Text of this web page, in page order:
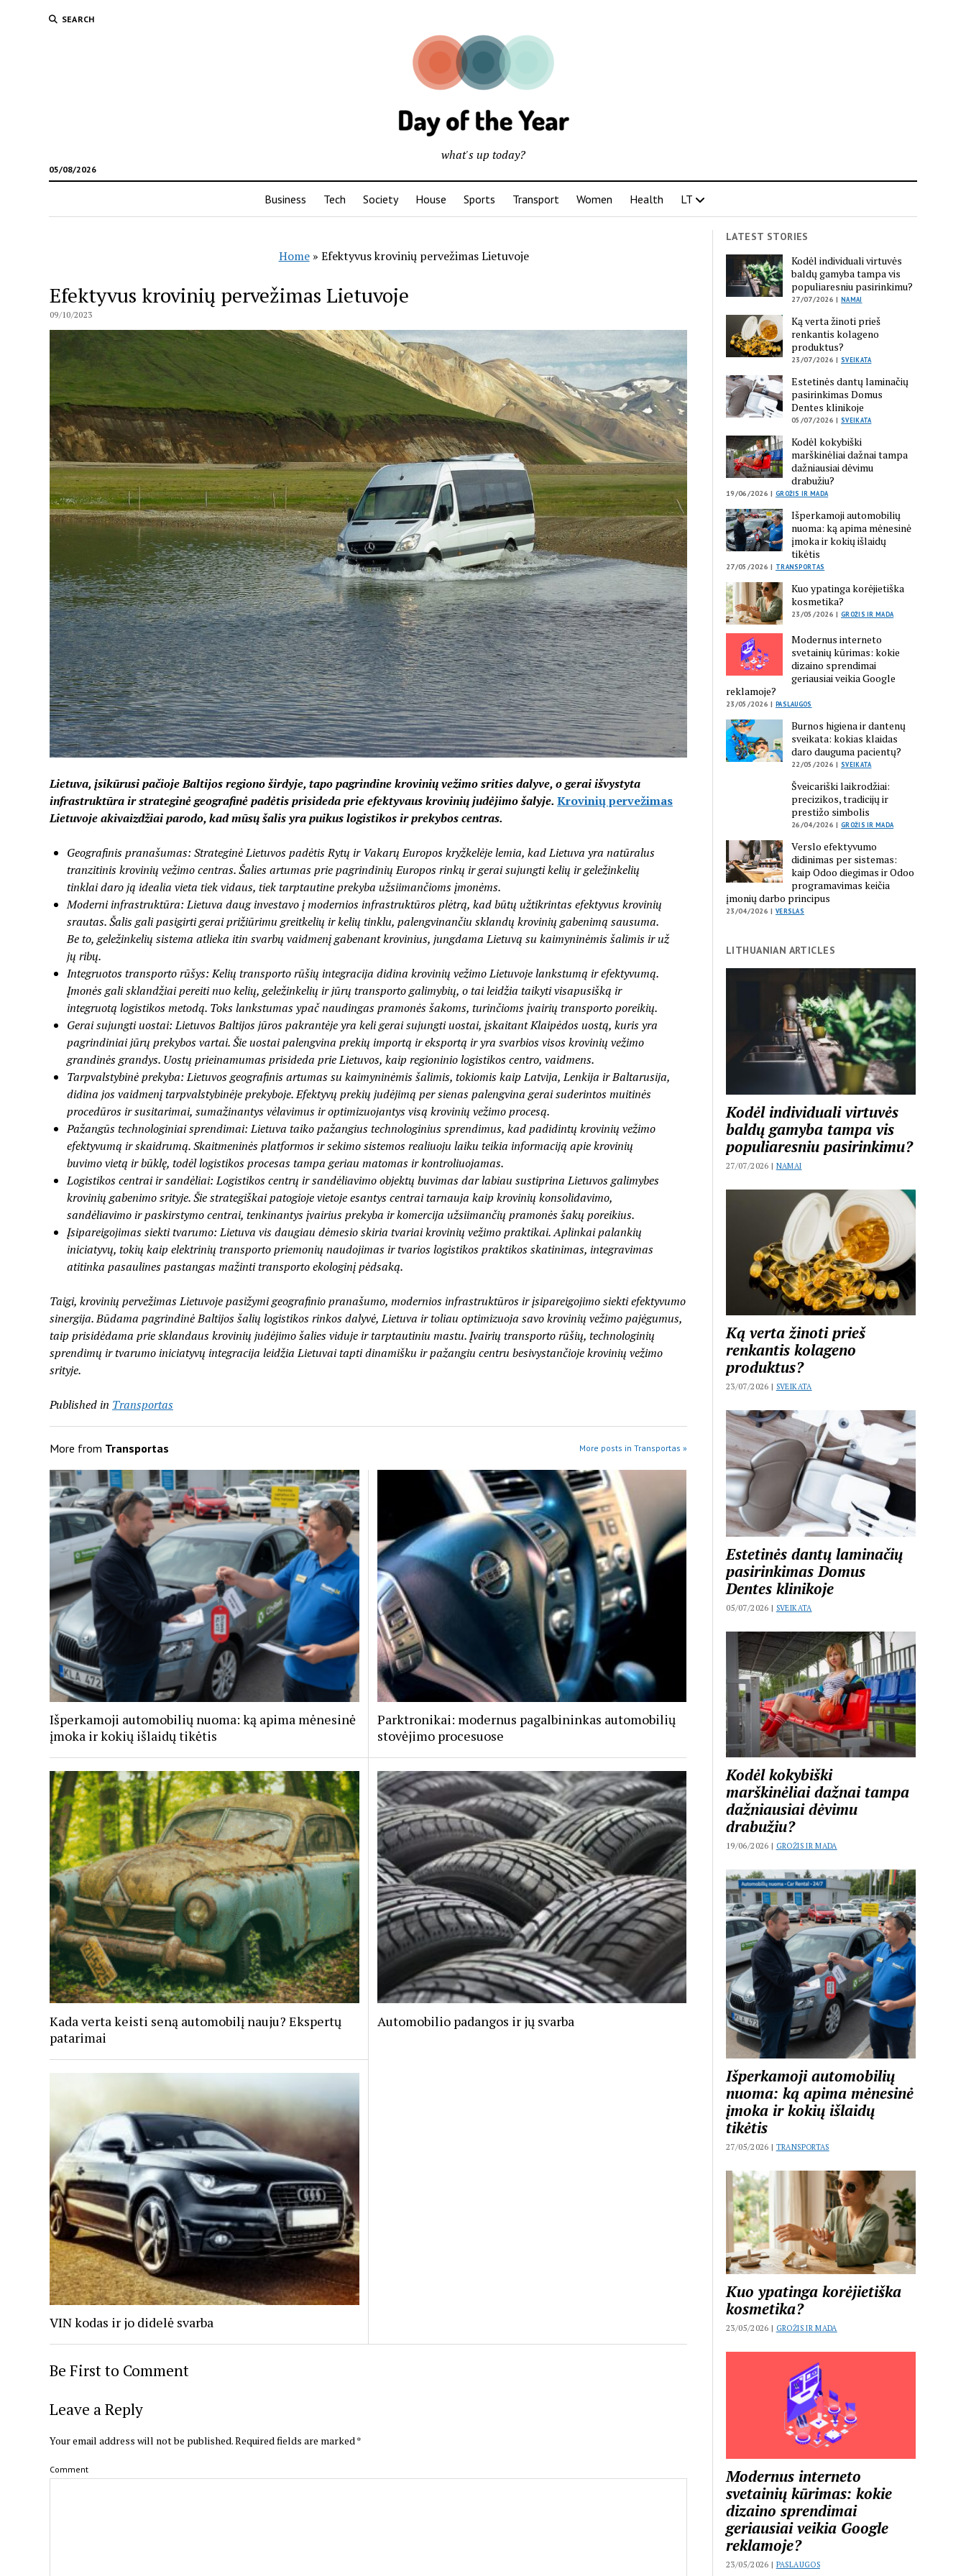
SEARCH
05/08/2026
what's up today?
Business Tech Society House Sports Transport Women Health LT
Home» Efektyvus krovinių pervežimas Lietuvoje
Efektyvus krovinių pervežimas Lietuvoje
09/10/2023
Lietuva, įsikūrusi pačioje Baltijos regiono širdyje, tapo pagrindine krovinių vežimo srities dalyve, o gerai išvystyta
infrastruktūra ir strateginė geografinė padėtis prisideda prie efektyvaus krovinių judėjimo šalyje. Krovinių pervežimas
Lietuvoje akivaizdžiai parodo, kad mūsų šalis yra puikus logistikos ir prekybos centras.
Geografinis pranašumas: Strateginė Lietuvos padėtis Rytų ir Vakarų Europos kryžkelėje lemia, kad Lietuva yra natūralus
tranzitinis krovinių vežimo centras. Šalies artumas prie pagrindinių Europos rinkų ir gerai sujungti kelių ir geležinkelių
tinklai daro ją idealia vieta tiek vidaus, tiek tarptautine prekyba užsiimančioms įmonėms.
Moderni infrastruktūra: Lietuva daug investavo į modernios infrastruktūros plėtrą, kad būtų užtikrintas efektyvus krovinių
srautas. Šalis gali pasigirti gerai prižiūrimu greitkelių ir kelių tinklu, palengvinančiu sklandų krovinių gabenimą sausuma.
Be to, geležinkelių sistema atlieka itin svarbų vaidmenį gabenant krovinius, jungdama Lietuvą su kaimyninėmis šalimis ir už
jų ribų.
Integruotos transporto rūšys: Kelių transporto rūšių integracija didina krovinių vežimo Lietuvoje lankstumą ir efektyvumą.
Įmonės gali sklandžiai pereiti nuo kelių, geležinkelių ir jūrų transporto galimybių, o tai leidžia taikyti visapusišką ir
integruotą logistikos metodą. Toks lankstumas ypač naudingas pramonės šakoms, turinčioms įvairių transporto poreikių.
Gerai sujungti uostai: Lietuvos Baltijos jūros pakrantėje yra keli gerai sujungti uostai, įskaitant Klaipėdos uostą, kuris yra
pagrindiniai jūrų prekybos vartai. Šie uostai palengvina prekių importą ir eksportą ir yra svarbios visos krovinių vežimo
grandinės grandys. Uostų prieinamumas prisideda prie Lietuvos, kaip regioninio logistikos centro, vaidmens.
Tarpvalstybinė prekyba: Lietuvos geografinis artumas su kaimyninėmis šalimis, tokiomis kaip Latvija, Lenkija ir Baltarusija,
didina jos vaidmenį tarpvalstybinėje prekyboje. Efektyvų prekių judėjimą per sienas palengvina gerai suderintos muitinės
procedūros ir susitarimai, sumažinantys vėlavimus ir optimizuojantys visą krovinių vežimo procesą.
Pažangūs technologiniai sprendimai: Lietuva taiko pažangius technologinius sprendimus, kad padidintų krovinių vežimo
efektyvumą ir skaidrumą. Skaitmeninės platformos ir sekimo sistemos realiuoju laiku teikia informaciją apie krovinių
buvimo vietą ir būklę, todėl logistikos procesas tampa geriau matomas ir kontroliuojamas.
Logistikos centrai ir sandėliai: Logistikos centrų ir sandėliavimo objektų buvimas dar labiau sustiprina Lietuvos galimybes
krovinių gabenimo srityje. Šie strategiškai patogioje vietoje esantys centrai tarnauja kaip krovinių konsolidavimo,
sandėliavimo ir paskirstymo centrai, tenkinantys įvairius prekyba ir komercija užsiimančių pramonės šakų poreikius.
Įsipareigojimas siekti tvarumo: Lietuva vis daugiau dėmesio skiria tvariai krovinių vežimo praktikai. Aplinkai palankių
iniciatyvų, tokių kaip elektrinių transporto priemonių naudojimas ir tvarios logistikos praktikos skatinimas, integravimas
atitinka pasaulines pastangas mažinti transporto ekologinį pėdsaką.
Taigi, krovinių pervežimas Lietuvoje pasižymi geografinio pranašumo, modernios infrastruktūros ir įsipareigojimo siekti efektyvumo
sinergija. Būdama pagrindinė Baltijos šalių logistikos rinkos dalyvė, Lietuva ir toliau optimizuoja savo krovinių vežimo pajėgumus,
taip prisidėdama prie sklandaus krovinių judėjimo šalies viduje ir tarptautiniu mastu. Įvairių transporto rūšių, technologinių
sprendimų ir tvarumo iniciatyvų integracija leidžia Lietuvai tapti dinamišku ir pažangiu centru besivystančioje krovinių vežimo
srityje.
Published in Transportas
More from Transportas More posts in Transportas »
Išperkamoji automobilių nuoma: ką apima mėnesinė
įmoka ir kokių išlaidų tikėtis
Parktronikai: modernus pagalbininkas automobilių
stovėjimo procesuose
Kada verta keisti seną automobilį nauju? Ekspertų
patarimai
Automobilio padangos ir jų svarba
VIN kodas ir jo didelė svarba
Be First to Comment
Leave a Reply
Your email address will not be published.Required fields are marked*
Comment
LATEST STORIES
Kodėl individuali virtuvės
baldų gamyba tampa vis
populiaresniu pasirinkimu?
27/07/2026 | NAMAI
Ką verta žinoti prieš
renkantis kolageno
produktus?
23/07/2026 | SVEIKATA
Estetinės dantų laminačių
pasirinkimas Domus
Dentes klinikoje
05/07/2026 | SVEIKATA
Kodėl kokybiški
marškinėliai dažnai tampa
dažniausiai dėvimu
drabužiu?
19/06/2026 | GROŽIS IR MADA
Išperkamoji automobilių
nuoma: ką apima mėnesinė
įmoka ir kokių išlaidų
tikėtis
27/05/2026 | TRANSPORTAS
Kuo ypatinga korėjietiška
kosmetika?
23/05/2026 | GROŽIS IR MADA
Modernus interneto
svetainių kūrimas: kokie
dizaino sprendimai
geriausiai veikia Google
reklamoje?
23/05/2026 | PASLAUGOS
Burnos higiena ir dantenų
sveikata: kokias klaidas
daro dauguma pacientų?
22/05/2026 | SVEIKATA
Šveicariški laikrodžiai:
precizikos, tradicijų ir
prestižo simbolis
26/04/2026 | GROŽIS IR MADA
Verslo efektyvumo
didinimas per sistemas:
kaip Odoo diegimas ir Odoo
programavimas keičia
įmonių darbo principus
23/04/2026 | VERSLAS
LITHUANIAN ARTICLES
Kodėl individuali virtuvės
baldų gamyba tampa vis
populiaresniu pasirinkimu?
27/07/2026 | NAMAI
Ką verta žinoti prieš
renkantis kolageno
produktus?
23/07/2026 | SVEIKATA
Estetinės dantų laminačių
pasirinkimas Domus
Dentes klinikoje
05/07/2026 | SVEIKATA
Kodėl kokybiški
marškinėliai dažnai tampa
dažniausiai dėvimu
drabužiu?
19/06/2026 | GROŽIS IR MADA
Išperkamoji automobilių
nuoma: ką apima mėnesinė
įmoka ir kokių išlaidų
tikėtis
27/05/2026 | TRANSPORTAS
Kuo ypatinga korėjietiška
kosmetika?
23/05/2026 | GROŽIS IR MADA
Modernus interneto
svetainių kūrimas: kokie
dizaino sprendimai
geriausiai veikia Google
reklamoje?
23/05/2026 | PASLAUGOS